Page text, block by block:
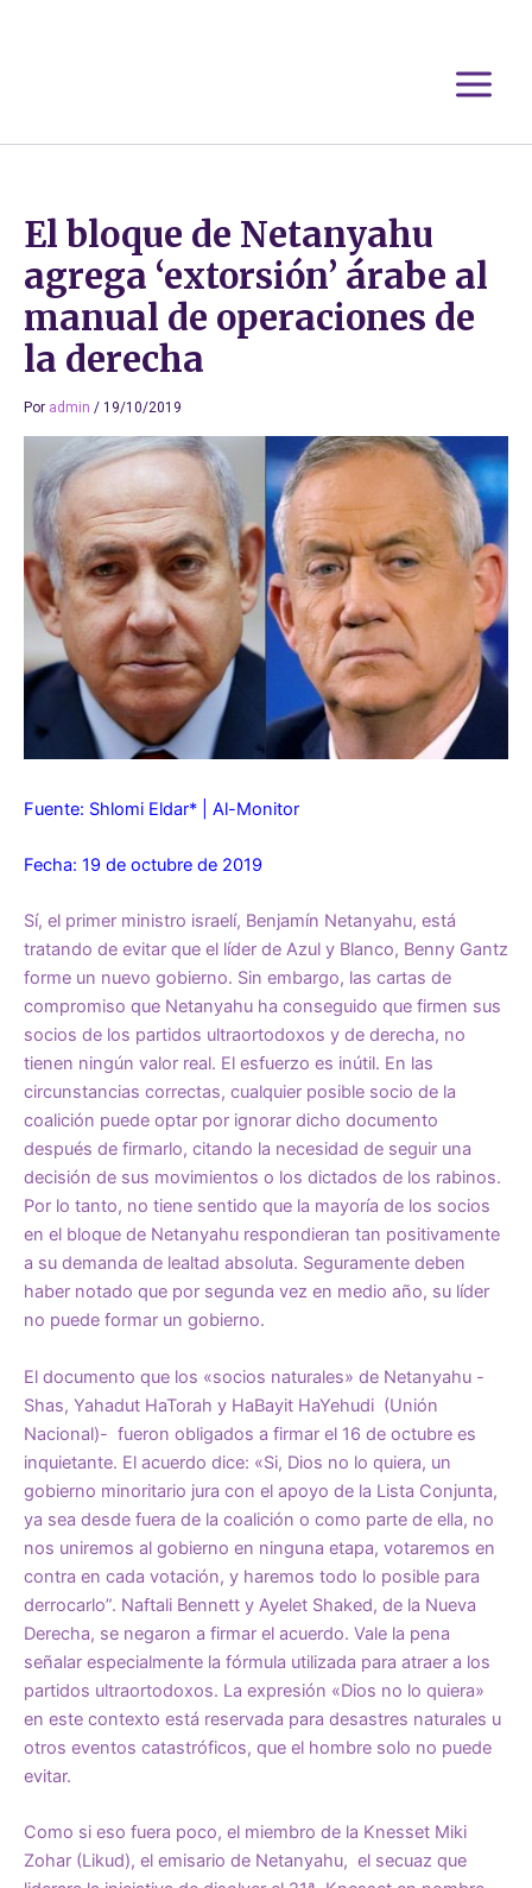
El bloque de Netanyahu
agrega ‘extorsión’ árabe al
manual de operaciones de
la derecha
Por admin / 19/10/2019
Fuente: Shlomi Eldar* Al-Monitor
Fecha: 19 de octubre de 2019
Sí, el primer ministro israelí, Benjamín Netanyahu, está
tratando de evitar que el líder de Azul y Blanco, Benny Gantz
forme un nuevo gobierno. Sin embargo, las cartas de
compromiso que Netanyahu ha conseguido que firmen sus
socios de los partidos ultraortodoxos y de derecha, no
tienen ningún valor real. El esfuerzo es inútil. En las
circunstancias correctas, cualquier posible socio de la
coalición puede optar por ignorar dicho documento
después de firmarlo, citando la necesidad de seguir una
decisión de sus movimientos o los dictados de los rabinos.
Por lo tanto, no tiene sentido que la mayoría de los socios
en el bloque de Netanyahu respondieran tan positivamente
a su demanda de lealtad absoluta. Seguramente deben
haber notado que por segunda vez en medio año, su líder
no puede formar un gobierno.
El documento que los «socios naturales» de Netanyahu -
Shas, Yahadut HaTorah y HaBayit HaYehudi (Unión
Nacional)- fueron obligados a firmar el 16 de octubre es
inquietante. El acuerdo dice: «Si, Dios no lo quiera, un
gobierno minoritario jura con el apoyo de la Lista Conjunta,
ya sea desde fuera de la coalición o como parte de ella, no
nos uniremos al gobierno en ninguna etapa, votaremos en
contra en cada votación, y haremos todo lo posible para
derrocarlo”. Naftali Bennett y Ayelet Shaked, de la Nueva
Derecha, se negaron a firmar el acuerdo. Vale la pena
señalar especialmente la fórmula utilizada para atraer a los
partidos ultraortodoxos. La expresión «Dios no lo quiera»
en este contexto está reservada para desastres naturales u
otros eventos catastróficos, que el hombre solo no puede
evitar.
Como si eso fuera poco, el miembro de la Knesset Miki
Zohar (Likud), el emisario de Netanyahu, el secuaz que